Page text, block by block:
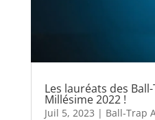
Les lauréats des
Millésime 2022 !
Juil 5, 2023 | Ball-Trap